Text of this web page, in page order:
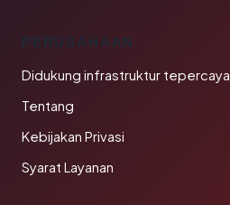
PERUSAHAAN
Didukung infrastruktur tepercaya
Tentang
Kebijakan Privasi
Syarat Layanan